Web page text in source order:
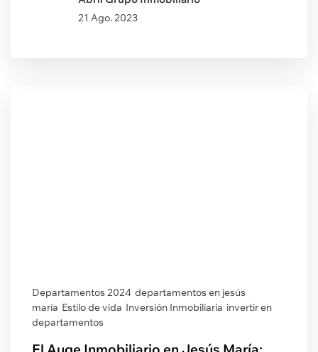
21 Ago. 2023
Departamentos 2024 departamentos en jesús
maría Estilo de vida Inversión Inmobiliaria invertir en
departamentos